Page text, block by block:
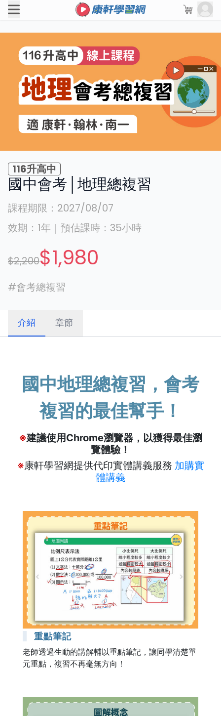
116升高中
國中會考│地理總複習
課程期限： 2027/08/07
效期： 1年 ｜ 預估課時： 35小時
$2,200$1,980
#會考總複習
介紹 章節
國中地理總複習，會考
複習的最佳幫手！
※建議使用Chrome瀏覽器，以獲得最佳瀏
覽體驗！
※康軒學習網提供代印實體講義服務 加購實
體講義
重點筆記
老師透過生動的講解輔以重點筆記，讓同學清楚單
元重點，複習不再毫無方向！